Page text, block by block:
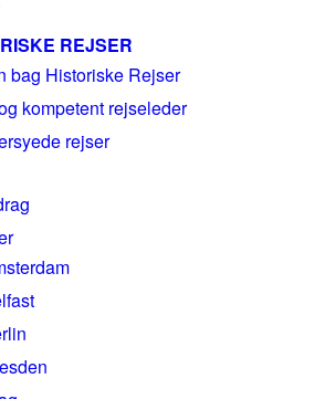
REJSER
bag Historiske Rejser
kompetent rejseleder
rejser